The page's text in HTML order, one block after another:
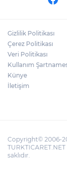
Gizlilik Politikası
Çerez Politikası
Veri Politikası
Kullanım
Künye
İletişim
Copyright© 2006-
saklıdır.